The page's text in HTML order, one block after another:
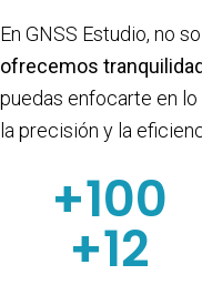
En GNSS Estudio, no
ofrecemos
puedas enfocarte en
la precisión y la
+100
+12